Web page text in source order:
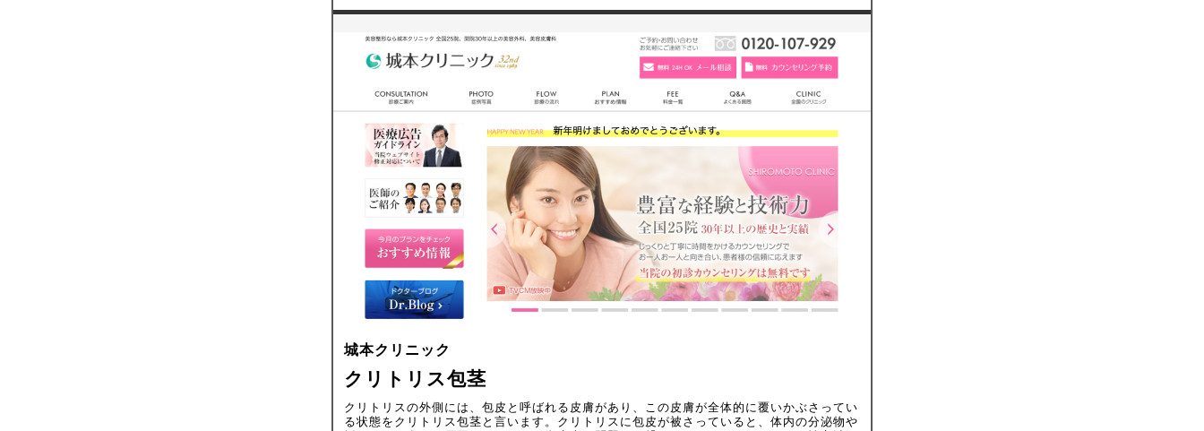
城本クリニック
クリトリス包茎
クリトリスの外側には、包皮と呼ばれる皮膚があり、この皮膚が全体的に覆いかぶさってい
る状態をクリトリス包茎と言います。クリトリスに包皮が被さっていると、体内の分泌物や